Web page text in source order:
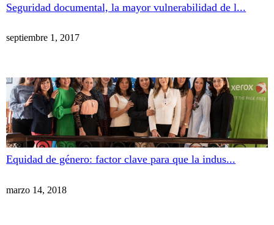
Seguridad documental, la mayor vulnerabilidad de l...
septiembre 1, 2017
Equidad de género: factor clave para que la indus...
marzo 14, 2018